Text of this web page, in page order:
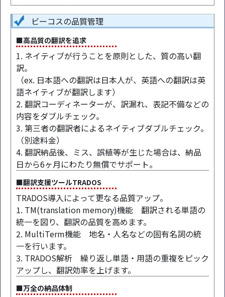
ビーコスの品質管理
■高品質の翻訳を追求
1. ネイティブが行うことを原則とした、質の高い翻
訳。
（ex. 日本語への翻訳は日本人が、英語への翻訳は英
語ネイティブが翻訳します）
2. 翻訳コーディネーターが、訳漏れ、表記不備などの
内容をダブルチェック。
3. 第三者の翻訳者によるネイティブダブルチェック。
（別途料金）
4. 翻訳納品後、ミス、誤植等が生じた場合は、納品
日から6ヶ月にわたり無償でサポート。
■翻訳支援ツールTRADOS
TRADOS導入によって更なる品質アップ。
1. TM(translation memory)機能 翻訳される単語の
統一を図り、翻訳の品質を高めます。
2. MultiTerm機能 地名・人名などの固有名詞の統
一を行います。
3. TRADOS解析 繰り返し単語・用語の重複をピック
アップし、翻訳効率を上げます。
■万全の納品体制